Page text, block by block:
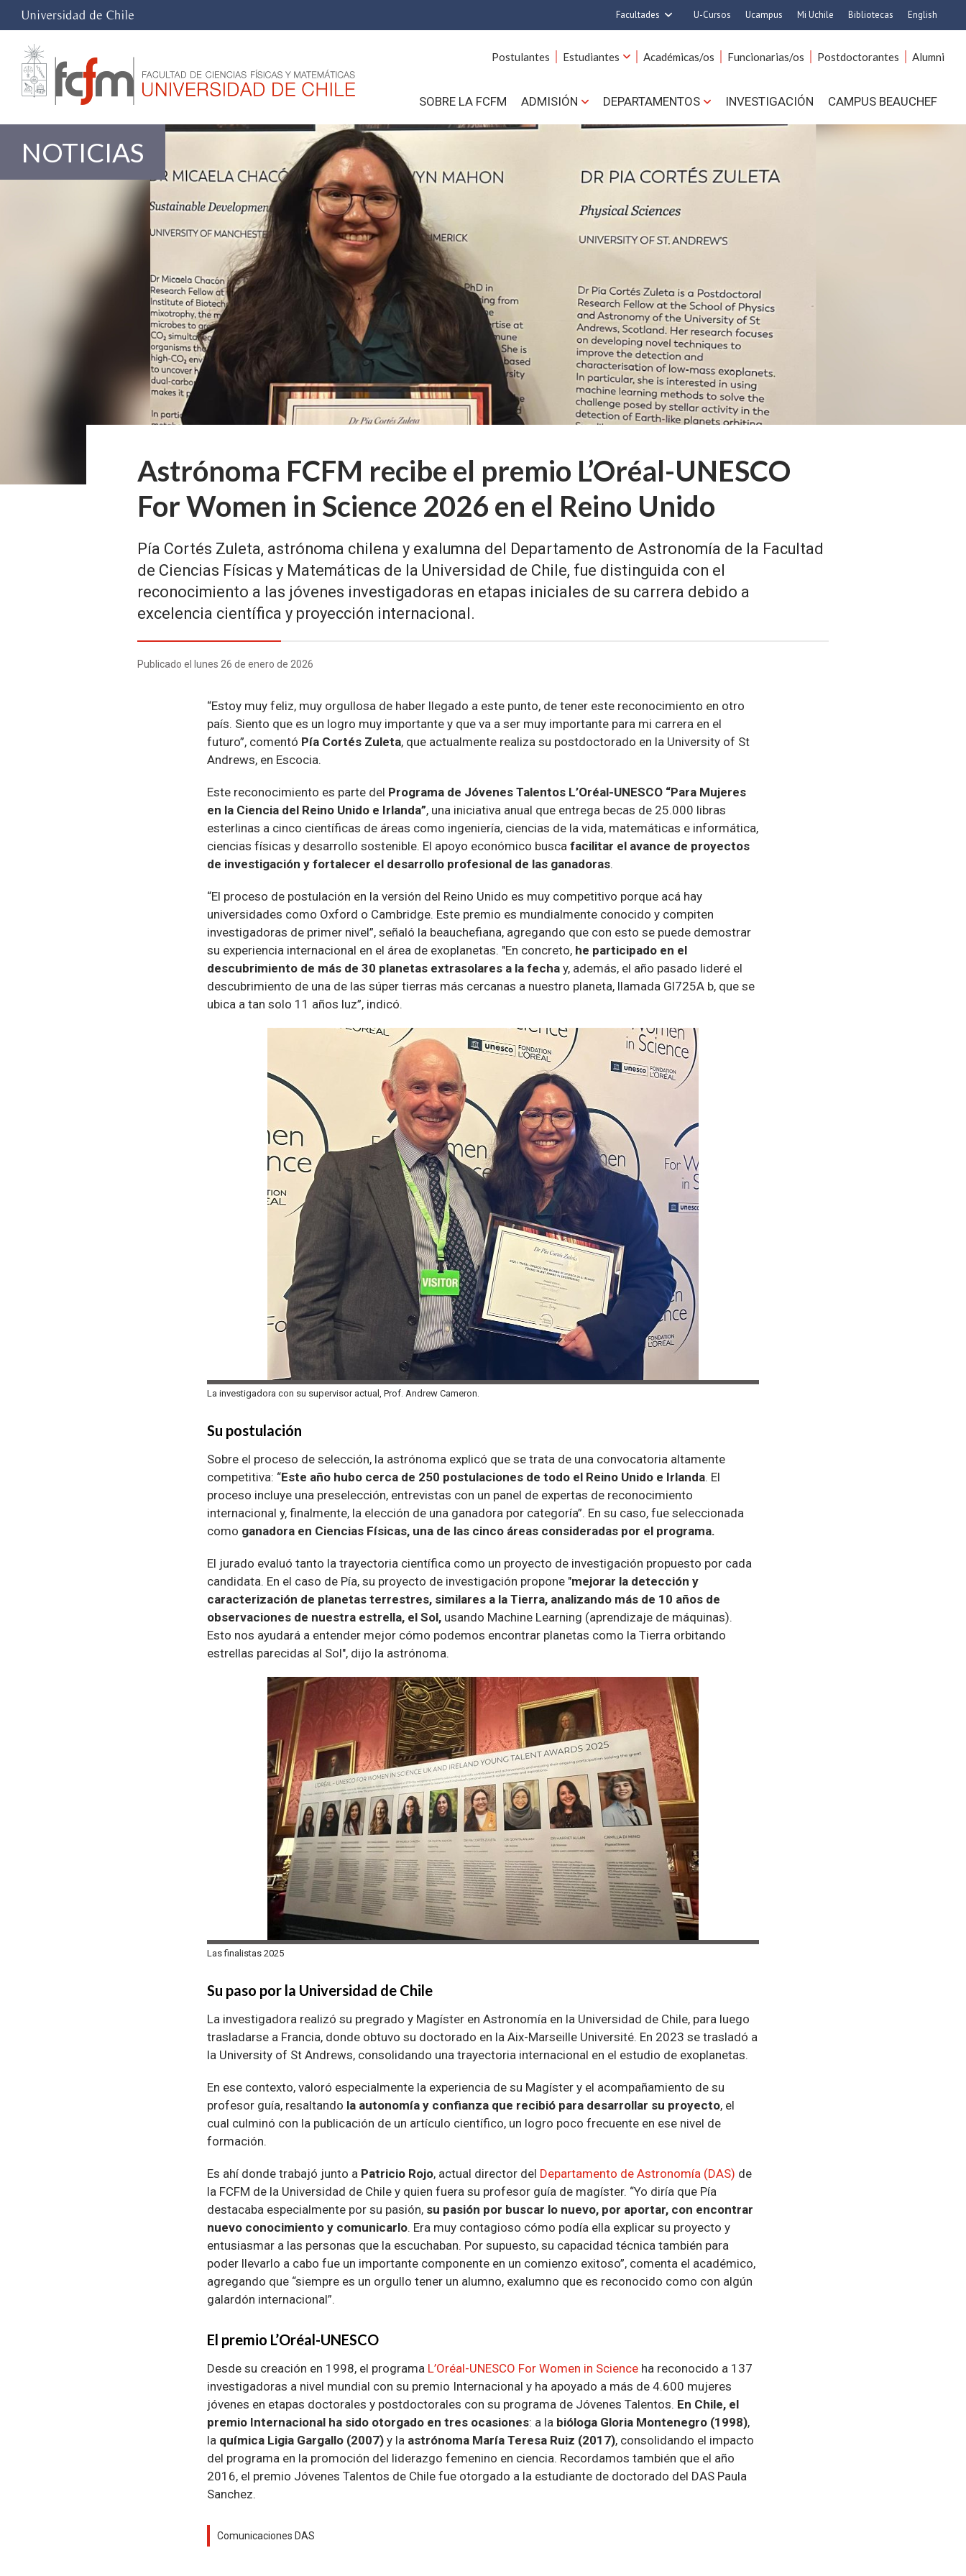
Facultades
Ciencias
Cs. Agronómicas
Cs. Veterinarias y Pecuarias
Filosofía y Humanidades
Nutrición y Tecnología de
U-Cursos Ucampus Mi Uchile Bibliotecas English
Postulantes Estudiantes Académicas/os Funcionarias/os Postdoctorantes Alumni
SOBRE LA FCFM ADMISIÓN DEPARTAMENTOS INVESTIGACIÓN CAMPUS BEAUCHEF
NOTICIAS
Astrónoma FCFM recibe el premio L’Oréal-UNESCO
For Women in Science 2026 en el Reino Unido
Pía Cortés Zuleta, astrónoma chilena y exalumna del Departamento de Astronomía de la Facultad
de Ciencias Físicas y Matemáticas de la Universidad de Chile, fue distinguida con el
reconocimiento a las jóvenes investigadoras en etapas iniciales de su carrera debido a
excelencia científica y proyección internacional.
Publicado el lunes 26 de enero de 2026
“Estoy muy feliz, muy orgullosa de haber llegado a este punto, de tener este reconocimiento en otro
país. Siento que es un logro muy importante y que va a ser muy importante para mi carrera en el
futuro”, comentó Pía Cortés Zuleta, que actualmente realiza su postdoctorado en la University of St
Andrews, en Escocia.
Este reconocimiento es parte del Programa de Jóvenes Talentos L’Oréal-UNESCO “Para Mujeres
en la Ciencia del Reino Unido e Irlanda”, una iniciativa anual que entrega becas de 25.000 libras
esterlinas a cinco científicas de áreas como ingeniería, ciencias de la vida, matemáticas e informática,
ciencias físicas y desarrollo sostenible. El apoyo económico busca facilitar el avance de proyectos
de investigación y fortalecer el desarrollo profesional de las ganadoras.
“El proceso de postulación en la versión del Reino Unido es muy competitivo porque acá hay
universidades como Oxford o Cambridge. Este premio es mundialmente conocido y compiten
investigadoras de primer nivel”, señaló la beauchefiana, agregando que con esto se puede demostrar
su experiencia internacional en el área de exoplanetas. "En concreto, he participado en el
descubrimiento de más de 30 planetas extrasolares a la fecha y, además, el año pasado lideré el
descubrimiento de una de las súper tierras más cercanas a nuestro planeta, llamada Gl725A b, que se
ubica a tan solo 11 años luz”, indicó.
La investigadora con su supervisor actual, Prof. Andrew Cameron.
Su postulación
Sobre el proceso de selección, la astrónoma explicó que se trata de una convocatoria altamente
competitiva: “Este año hubo cerca de 250 postulaciones de todo el Reino Unido e Irlanda. El
proceso incluye una preselección, entrevistas con un panel de expertas de reconocimiento
internacional y, finalmente, la elección de una ganadora por categoría”. En su caso, fue seleccionada
como ganadora en Ciencias Físicas, una de las cinco áreas consideradas por el programa.
El jurado evaluó tanto la trayectoria científica como un proyecto de investigación propuesto por cada
candidata. En el caso de Pía, su proyecto de investigación propone "mejorar la detección y
caracterización de planetas terrestres, similares a la Tierra, analizando más de 10 años de
observaciones de nuestra estrella, el Sol, usando Machine Learning (aprendizaje de máquinas).
Esto nos ayudará a entender mejor cómo podemos encontrar planetas como la Tierra orbitando
estrellas parecidas al Sol", dijo la astrónoma.
Las finalistas 2025
Su paso por la Universidad de Chile
La investigadora realizó su pregrado y Magíster en Astronomía en la Universidad de Chile, para luego
trasladarse a Francia, donde obtuvo su doctorado en la Aix-Marseille Université. En 2023 se trasladó a
la University of St Andrews, consolidando una trayectoria internacional en el estudio de exoplanetas.
En ese contexto, valoró especialmente la experiencia de su Magíster y el acompañamiento de su
profesor guía, resaltando la autonomía y confianza que recibió para desarrollar su proyecto, el
cual culminó con la publicación de un artículo científico, un logro poco frecuente en ese nivel de
formación.
Es ahí donde trabajó junto a Patricio Rojo, actual director del Departamento de Astronomía (DAS) de
la FCFM de la Universidad de Chile y quien fuera su profesor guía de magíster. “Yo diría que Pía
destacaba especialmente por su pasión, su pasión por buscar lo nuevo, por aportar, con encontrar
nuevo conocimiento y comunicarlo. Era muy contagioso cómo podía ella explicar su proyecto y
entusiasmar a las personas que la escuchaban. Por supuesto, su capacidad técnica también para
poder llevarlo a cabo fue un importante componente en un comienzo exitoso”, comenta el académico,
agregando que “siempre es un orgullo tener un alumno, exalumno que es reconocido como con algún
galardón internacional”.
El premio L’Oréal-UNESCO
Desde su creación en 1998, el programa L’Oréal-UNESCO For Women in Science ha reconocido a 137
investigadoras a nivel mundial con su premio Internacional y ha apoyado a más de 4.600 mujeres
jóvenes en etapas doctorales y postdoctorales con su programa de Jóvenes Talentos. En Chile, el
premio Internacional ha sido otorgado en tres ocasiones: a la bióloga Gloria Montenegro (1998),
la química Ligia Gargallo (2007) y la astrónoma María Teresa Ruiz (2017), consolidando el impacto
del programa en la promoción del liderazgo femenino en ciencia. Recordamos también que el año
2016, el premio Jóvenes Talentos de Chile fue otorgado a la estudiante de doctorado del DAS Paula
Sanchez.
Comunicaciones DAS